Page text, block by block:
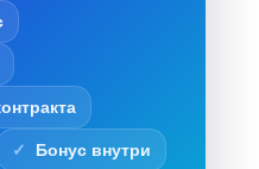
Бонус внутри